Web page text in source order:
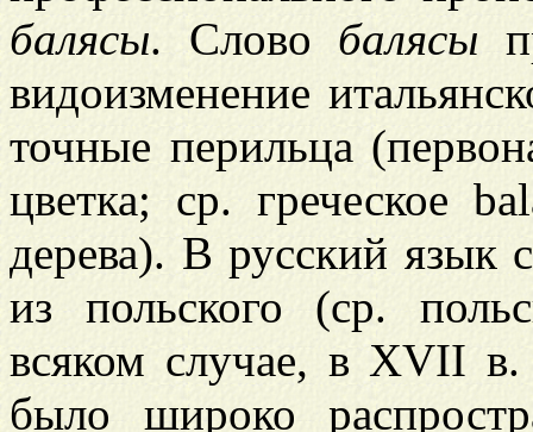
балясы. Слово балясы
видоизменение
точные перильца
цветка; ср. греческое
дерева). В русский язык
из польского (ср.
всяком случае, в XVII
было широко